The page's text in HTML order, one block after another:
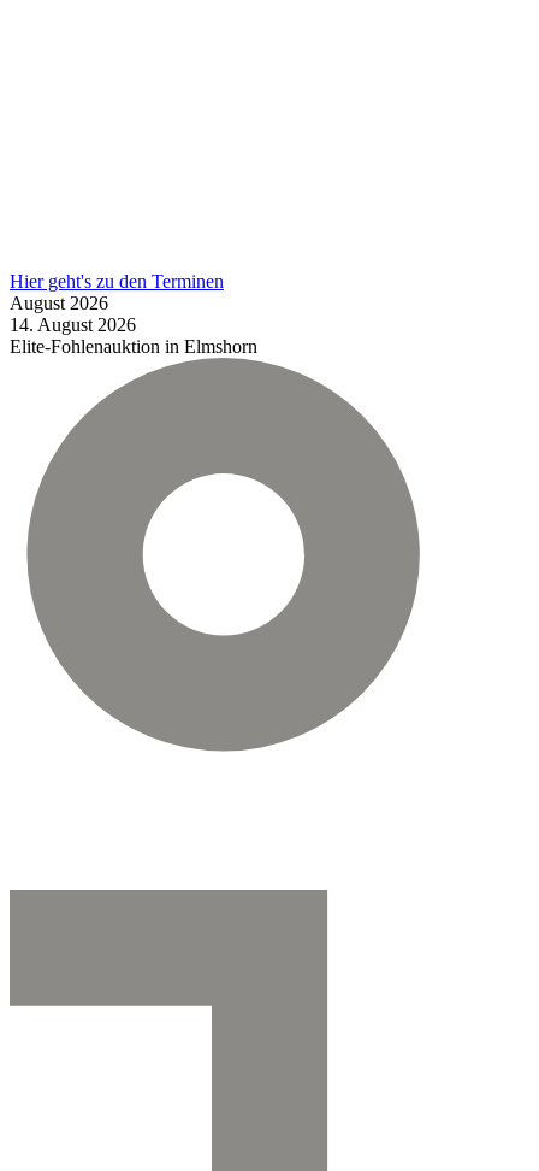
Hier geht's zu den Terminen
August 2026
14. August 2026
Elite-Fohlenauktion in Elmshorn